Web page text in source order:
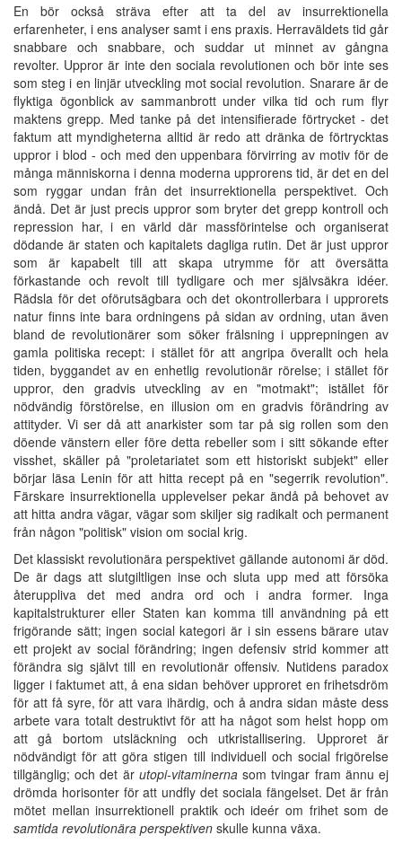
En bör också sträva efter att ta del av insurrektionella
erfarenheter, i ens analyser samt i ens praxis. Herraväldets tid går
snabbare och snabbare, och suddar ut minnet av gångna
revolter. Uppror är inte den sociala revolutionen och bör inte ses
som steg i en linjär utveckling mot social revolution. Snarare är de
flyktiga ögonblick av sammanbrott under vilka tid och rum flyr
maktens grepp. Med tanke på det intensifierade förtrycket - det
faktum att myndigheterna alltid är redo att dränka de förtrycktas
uppror i blod - och med den uppenbara förvirring av motiv för de
många människorna i denna moderna upprorens tid, är det en del
som ryggar undan från det insurrektionella perspektivet. Och
ändå. Det är just precis uppror som bryter det grepp kontroll och
repression har, i en värld där massförintelse och organiserat
dödande är staten och kapitalets dagliga rutin. Det är just uppror
som är kapabelt till att skapa utrymme för att översätta
förkastande och revolt till tydligare och mer självsäkra idéer.
Rädsla för det oförutsägbara och det okontrollerbara i upprorets
natur finns inte bara ordningens på sidan av ordning, utan även
bland de revolutionärer som söker frälsning i upprepningen av
gamla politiska recept: i stället för att angripa överallt och hela
tiden, byggandet av en enhetlig revolutionär rörelse; i stället för
uppror, den gradvis utveckling av en "motmakt"; istället för
nödvändig förstörelse, en illusion om en gradvis förändring av
attityder. Vi ser då att anarkister som tar på sig rollen som den
döende vänstern eller före detta rebeller som i sitt sökande efter
visshet, skäller på "proletariatet som ett historiskt subjekt" eller
börjar läsa Lenin för att hitta recept på en "segerrik revolution".
Färskare insurrektionella upplevelser pekar ändå på behovet av
att hitta andra vägar, vägar som skiljer sig radikalt och permanent
från någon "politisk" vision om social krig.
Det klassiskt revolutionära perspektivet gällande autonomi är död.
De är dags att slutgiltligen inse och sluta upp med att försöka
återuppliva det med andra ord och i andra former. Inga
kapitalstrukturer eller Staten kan komma till användning på ett
frigörande sätt; ingen social kategori är i sin essens bärare utav
ett projekt av social förändring; ingen defensiv strid kommer att
förändra sig självt till en revolutionär offensiv. Nutidens paradox
ligger i faktumet att, å ena sidan behöver upproret en frihetsdröm
för att få syre, för att vara ihärdig, och å andra sidan måste dess
arbete vara totalt destruktivt för att ha något som helst hopp om
att gå bortom utsläckning och utkristallisering. Upproret är
nödvändigt för att göra stigen till individuell och social frigörelse
tillgänglig; och det är utopi-vitaminernasom tvingar fram ännu ej
drömda horisonter för att undfly det sociala fängelset. Det är från
mötet mellan insurrektionell praktik och ideér om frihet som de
samtida revolutionära perspektiven skulle kunna växa.